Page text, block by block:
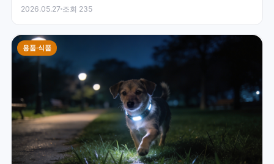
Legger 학술 자료 명시 — 우리는 목욕 후…
2026.05.27 조회 235
용품·식품